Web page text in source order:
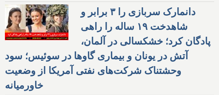
دانمارک سربازی را ۳ برابر و
شاهدخت ۱۹ ساله را راهی
پادگان کرد؛ خشکسالی در آلمان،
آتش در یونان و بیماری گاوها در سوئیس؛ سود
وحشتناک شرکت‌های نفتی آمریکا از وضعیت
خاورمیانه